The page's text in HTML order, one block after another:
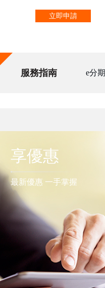
立即申請
服務指南 e分期
享優惠
最新優惠 一手掌握